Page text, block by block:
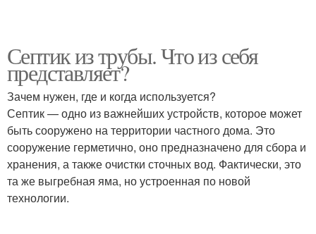
Септик из трубы. Что из себя
представляет?
Зачем нужен, где и когда используется?
Септик — одно из важнейших устройств, которое может
быть сооружено на территории частного дома. Это
сооружение герметично, оно предназначено для сбора и
хранения, а также очистки сточных вод. Фактически, это
та же выгребная яма, но устроенная по новой
технологии.